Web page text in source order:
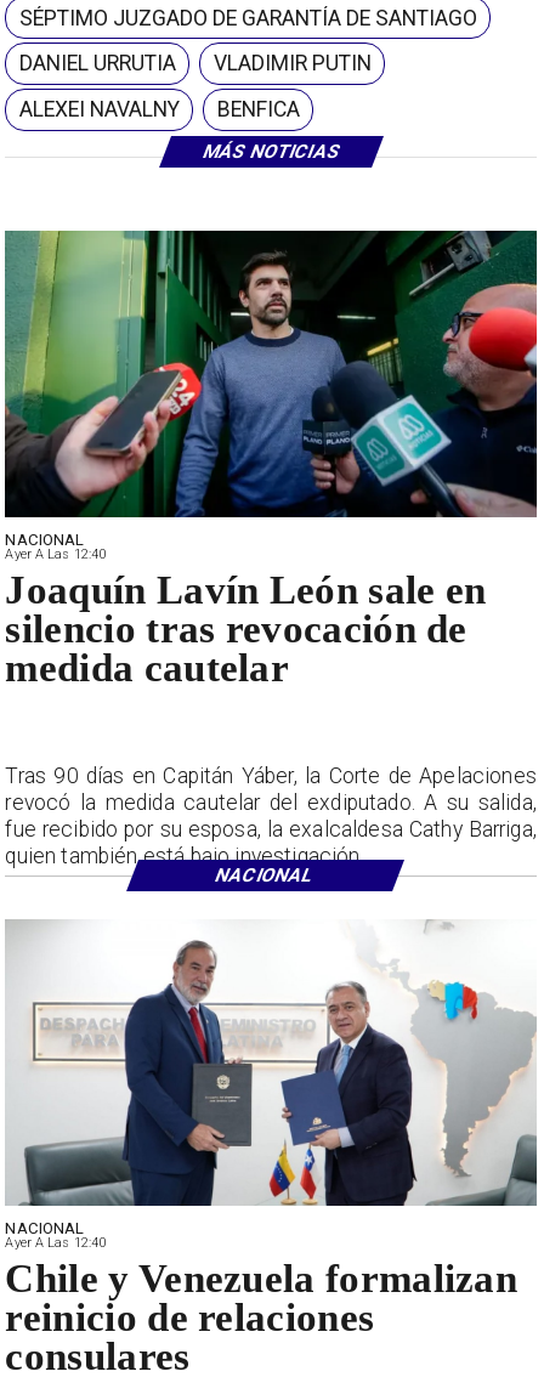
MÁS NOTICIAS
SÉPTIMO JUZGADO DE GARANTÍA DE SANTIAGO
DANIEL URRUTIA
VLADIMIR PUTIN
ALEXEI NAVALNY
BENFICA
NACIONAL
Ayer A Las 12:40
Chile y Venezuela formalizan
reinicio de relaciones
consulares
NACIONAL
Ayer A Las 12:40
Joaquín Lavín León sale en
silencio tras revocación de
medida cautelar
Tras 90 días en Capitán Yáber, la Corte de Apelaciones
revocó la medida cautelar del exdiputado. A su salida,
fue recibido por su esposa, la exalcaldesa Cathy Barriga,
quien también está bajo investigación.
NACIONAL